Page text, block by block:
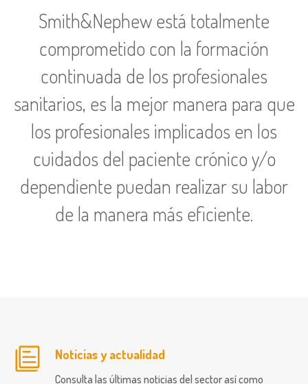
Smith&Nephew está totalmente
comprometido con la formación
continuada de los profesionales
sanitarios, es la mejor manera para que
los profesionales implicados en los
cuidados del paciente crónico y/o
dependiente puedan realizar su labor
de la manera más eficiente.
Noticias y actualidad
Consulta las últimas noticias del sector así como